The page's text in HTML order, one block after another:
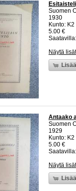
Suomen
1930
Kunto:
5.00 €
Näytä
Antaako
Suomen
1929
Kunto:
5.00 €
Näytä